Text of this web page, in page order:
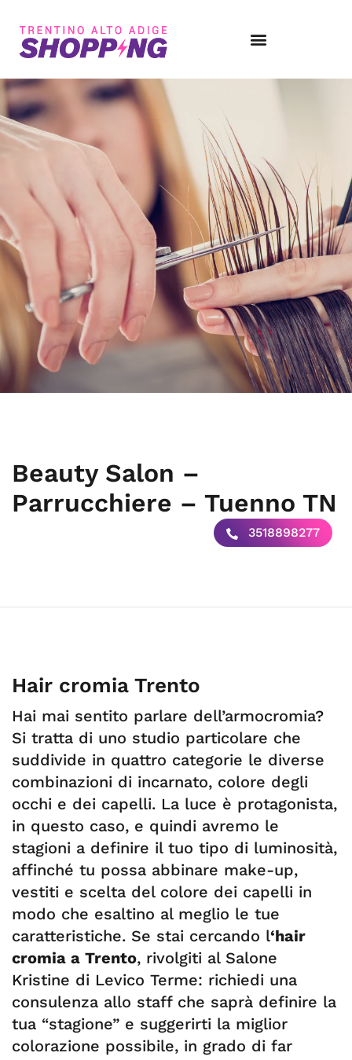
Beauty Salon –
Parrucchiere – Tuenno TN
3518898277
Hair cromia Trento
Hai mai sentito parlare dell’armocromia?
Si tratta di uno studio particolare che
suddivide in quattro categorie le diverse
combinazioni di incarnato, colore degli
occhi e dei capelli. La luce è protagonista,
in questo caso, e quindi avremo le
stagioni a definire il tuo tipo di luminosità,
affinché tu possa abbinare make-up,
vestiti e scelta del colore dei capelli in
modo che esaltino al meglio le tue
caratteristiche. Se stai cercando l‘hair
cromia a Trento, rivolgiti al Salone
Kristine di Levico Terme: richiedi una
consulenza allo staff che saprà definire la
tua “stagione” e suggerirti la miglior
colorazione possibile, in grado di far